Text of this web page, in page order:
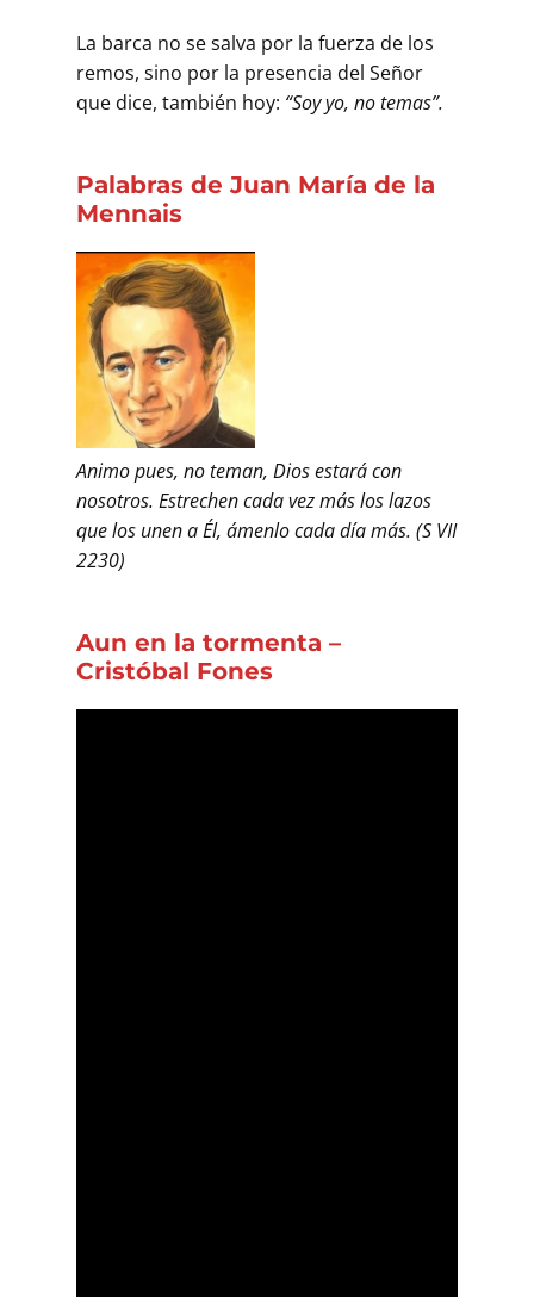
La barca no se salva por la fuerza de los
remos, sino por la presencia del Señor
que dice, también hoy: “Soy yo, no temas”.
Palabras de Juan María de la
Mennais
Animo pues, no teman, Dios estará con
nosotros. Estrechen cada vez más los lazos
que los unen a Él, ámenlo cada día más. (S VII
2230)
Aun en la tormenta –
Cristóbal Fones